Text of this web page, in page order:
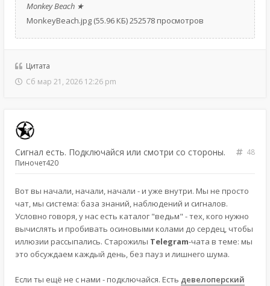
Monkey Beach ★
MonkeyBeach.jpg (55.96 КБ) 252578 просмотров
Цитата
Сб мар 21, 2026 12:26 pm
Сигнал есть. Подключайся или смотри со стороны.
48
Пиночет420
Вот вы начали, начали, начали - и уже внутри. Мы не просто
чат, мы система: база знаний, наблюдений и сигналов.
Условно говоря, у нас есть каталог "ведьм" - тех, кого нужно
вычислять и пробивать осиновыми колами до сердец, чтобы
иллюзии рассыпались. Старожилы Telegram-чата в теме: мы
это обсуждаем каждый день, без пауз и лишнего шума.
Если ты ещё не с нами - подключайся. Есть девелоперский